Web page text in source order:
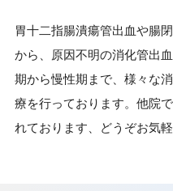
胃十二指腸潰瘍管出血や腸
から、原因不明の消化管出
期から慢性期まで、様々な
療を行っております。他院
れております、どうぞお気